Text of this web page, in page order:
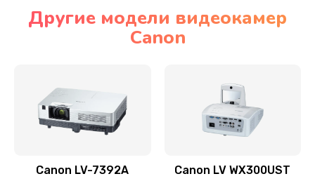
Замена дисплея
Замена кнопки
Заказать
Другие модели видеокамер
Canon
Canon LV-7392A Canon LV WX300UST